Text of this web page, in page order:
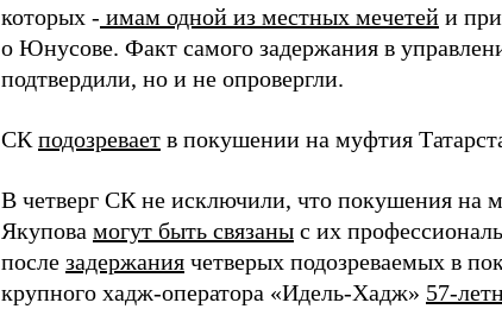
которых - имам одной из местных мечетей и
о Юнусове. Факт самого задержания в
подтвердили, но и не опровергли.
СК подозревает в покушении на муфтия
В четверг СК не исключили, что покушения на
Якупова могут быть связаны с их
после задержания четверых подозреваемых в
крупного хадж-оператора «Идель-Хадж» 57-